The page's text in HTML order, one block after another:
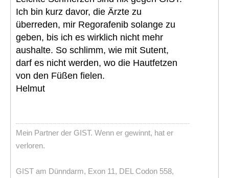
Ich bin kurz davor, die Ärzte zu
überreden, mir Regorafenib solange zu
geben, bis ich es wirklich nicht mehr
aushalte. So schlimm, wie mit Sutent,
darf es nicht werden, wo die Hautfetzen
von den Füßen fielen.
Helmut
Mein Partner der GIST. Wenn er gewinnt, hat er
verloren.
GIST am Dünndarm, Exon 11, DEL Codon 558,